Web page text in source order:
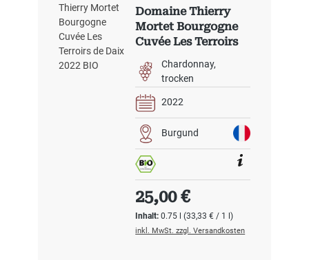
Domaine Thierry
Mortet Bourgogne
Cuvée Les Terroirs
Chardonnay
trocken
2022
Burgund
Inhalt:0.75 l(33,33 € / 1 l)
Regulärer Preis:
25,00 €
inkl. MwSt. zzgl. Versandkosten